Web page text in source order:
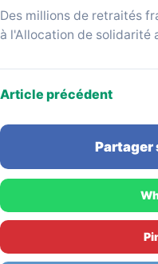
Des millions de retraités
à l'Allocation de solidarité
Article précédent
Partager